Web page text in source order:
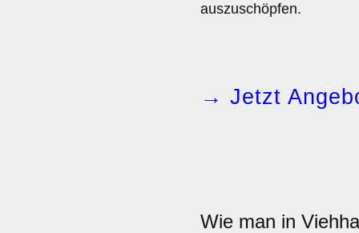
auszuschöpfen.
→ Jetzt
Wie man in